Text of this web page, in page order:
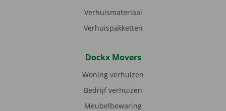
Verhuismateriaal
Verhuispakketten
Dockx Movers
Woning verhuizen
Bedrijf verhuizen
Meubelbewaring